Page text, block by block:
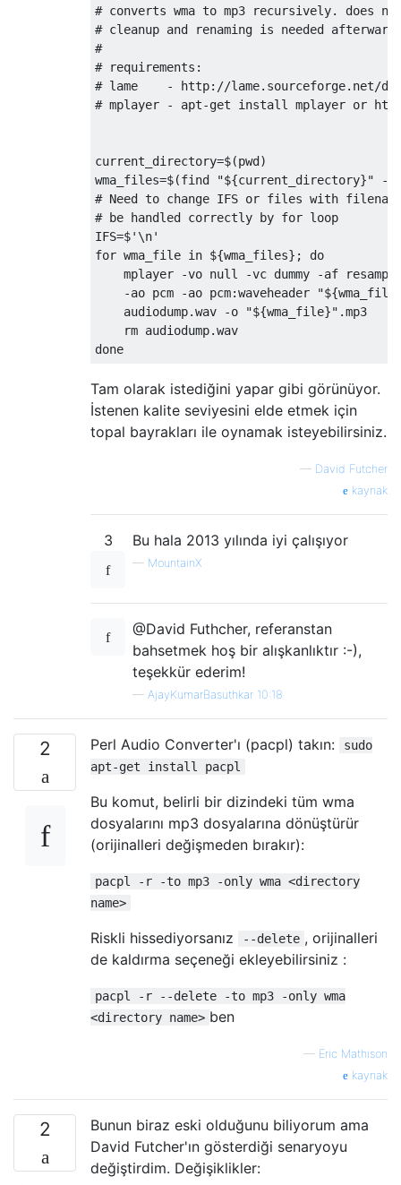
# converts wma to mp3 recursively.
# cleanup and renaming is needed
#
# requirements:
# lame    - http://lame.sourceforge.net/
# mplayer - apt-get install mplayer or
current_directory=$(pwd )
wma_files=$(find "${current_directory}" -
# Need to change IFS or files with
# be handled correctly by for loop
IFS=$'\n'
for wma_file in ${wma_files};
do
    mplayer
-vo null -vc dummy -af
-ao pcm -ao pcm:waveheader
    audiodump
.wav -o "${wma_file}" .mp3
    rm audiodump
.
done
Tam olarak istediğini yapar gibi görünüyor.
İstenen kalite seviyesini elde etmek için
topal bayrakları ile oynamak isteyebilirsiniz.
— David Futcher
kaynak
3 Bu hala 2013 yılında iyi çalışıyor
— MountainX
@David Futhcher, referanstan
bahsetmek hoş bir alışkanlıktır :-),
teşekkür ederim!
— AjayKumarBasuthkar 10:18
2 Perl Audio Converter'ı (pacpl) takın:
sudo
apt-get install pacpl
Bu komut, belirli bir dizindeki tüm wma
dosyalarını mp3 dosyalarına dönüştürür
(orijinalleri değişmeden bırakır):
pacpl -r -to mp3 -only wma <directory
name>
Riskli hissediyorsanız --delete , orijinalleri
de kaldırma seçeneği ekleyebilirsiniz :
pacpl -r --delete -to mp3 -only wma
<directory name> ben
— Eric Mathison
kaynak
2
Bunun biraz eski olduğunu biliyorum ama
David Futcher'ın gösterdiği senaryoyu
değiştirdim. Değişiklikler: